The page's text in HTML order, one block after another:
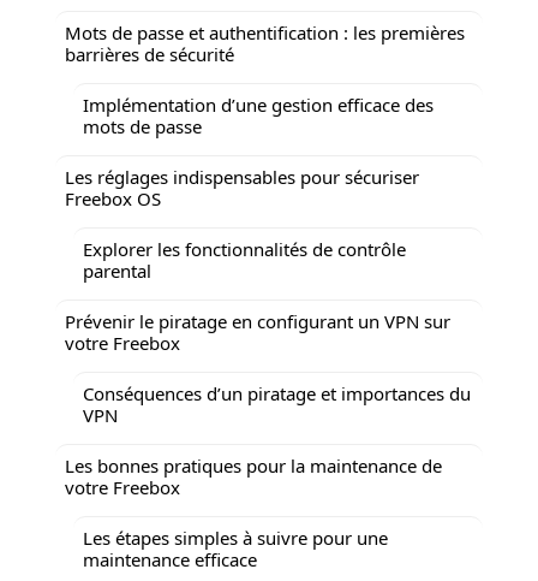
Mots de passe et authentification : les premières
barrières de sécurité
Implémentation d’une gestion efficace des
mots de passe
Les réglages indispensables pour sécuriser
Freebox OS
Explorer les fonctionnalités de contrôle
parental
Prévenir le piratage en configurant un VPN sur
votre Freebox
Conséquences d’un piratage et importances du
VPN
Les bonnes pratiques pour la maintenance de
votre Freebox
Les étapes simples à suivre pour une
maintenance efficace